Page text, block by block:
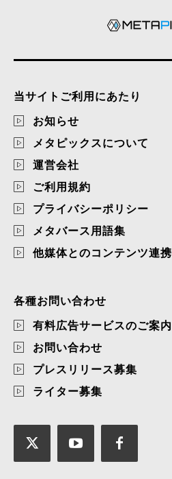
当サイトご利用にあたり
お知らせ
メタピックスについて
運営会社
ご利用規約
プライバシーポリシー
メタバース用語集
他媒体とのコンテンツ連携
各種お問い合わせ
有料広告サービスのご案内
お問い合わせ
プレスリリース募集
ライター募集